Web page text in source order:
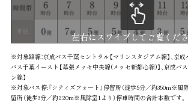
左右にスワイプしてご覧くだ
※対象路線：京成バス千葉セントラル【マリンスタジアム線】、京
バス千葉イースト【幕張メッセ中央線(メッセ新都心線)】、京成バ
ン線】
※対象バス停:『シティズフォート』停留所（徒歩5分／約350m※風除
留所（徒歩3分／約220m※風除室1より）停車時間の合計本数です。